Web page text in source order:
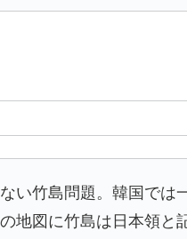
い竹島問題。韓国では
地図に竹島は日本領と